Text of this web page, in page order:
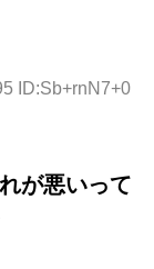
ID:Sb+rnN7+0
が悪いって